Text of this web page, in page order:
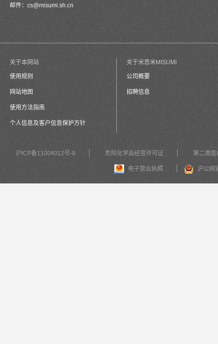
邮件： cs@misumi.sh.cn
关于本网站
使用规则
网站地图
使用方法指南
个人信息及客户信息保护方针
关于米思米MISUMI
公司概要
招聘信息
沪ICP备11004012号-8 危险化学品经营许可证 第二类医
电子营业执照 沪公网